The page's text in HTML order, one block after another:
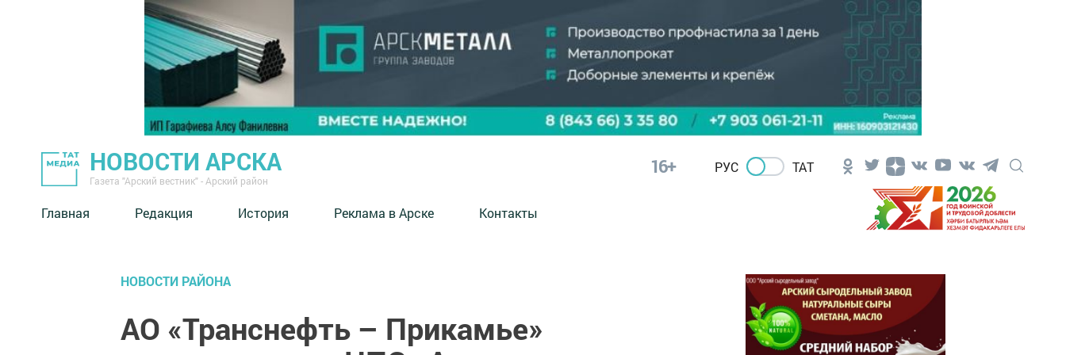
НОВОСТИ АРСКА
Газета "Арский вестник" - Арский район
16+ РУС ТАТ
Главная Редакция История Реклама в Арске Контакты
НОВОСТИ РАЙОНА
АО «Транснефть – Прикамье»